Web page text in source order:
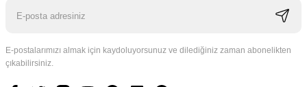
E-postalarımızı almak için kaydoluyorsunuz ve dilediğiniz zaman abonelikten
çıkabilirsiniz.